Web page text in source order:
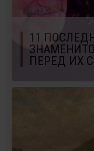
11
ПЕРЕД ИХ